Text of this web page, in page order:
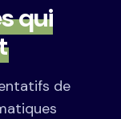
qui
de